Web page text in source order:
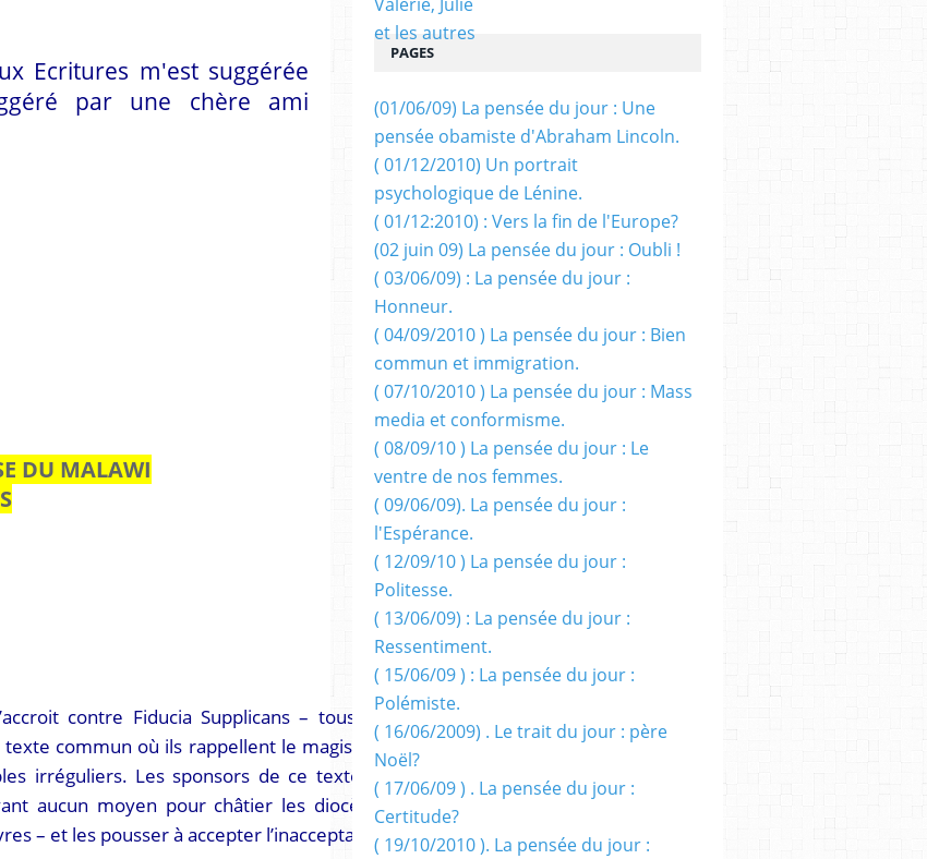
Ecritures m'est suggérée
par une chère ami
DU MALAWI
contre Fiducia Supplicans – tous les
commun où ils rappellent le magistère
irréguliers. Les sponsors de ce texte se
aucun moyen pour châtier les diocèses
– et les pousser à accepter l’inacceptable.
PAGES
(01/06/09) La pensée du jour : Une
pensée obamiste d'Abraham Lincoln.
( 01/12/2010) Un portrait
psychologique de Lénine.
( 01/12:2010) : Vers la fin de l'Europe?
(02 juin 09) La pensée du jour : Oubli !
( 03/06/09) : La pensée du jour :
Honneur.
( 04/09/2010 ) La pensée du jour : Bien
commun et immigration.
( 07/10/2010 ) La pensée du jour : Mass
media et conformisme.
( 08/09/10 ) La pensée du jour : Le
ventre de nos femmes.
( 09/06/09). La pensée du jour :
l'Espérance.
( 12/09/10 ) La pensée du jour :
Politesse.
( 13/06/09) : La pensée du jour :
Ressentiment.
( 15/06/09 ) : La pensée du jour :
Polémiste.
( 16/06/2009) . Le trait du jour : père
Noël?
( 17/06/09 ) . La pensée du jour :
Certitude?
( 19/10/2010 ). La pensée du jour :